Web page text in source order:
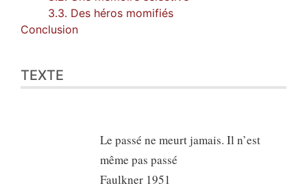
3.3. Des héros momifiés
Conclusion
TEXTE
Le passé ne meurt jamais. Il n’est
même pas passé
Faulkner 1951